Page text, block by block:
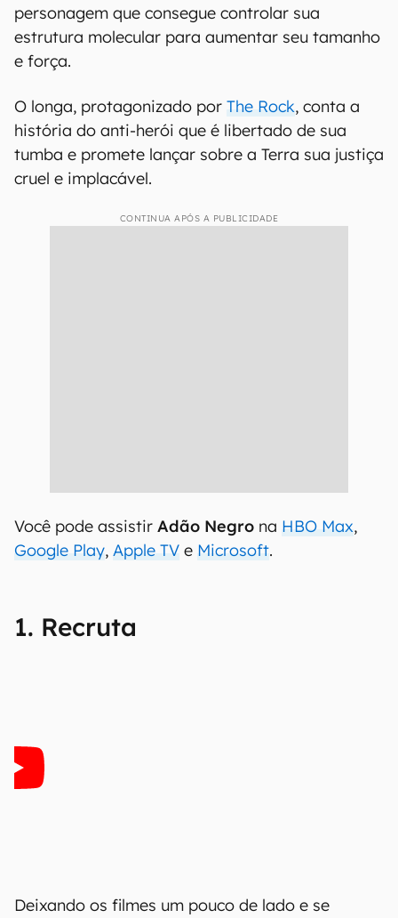
personagem que consegue controlar sua
estrutura molecular para aumentar seu tamanho
e força.
O longa, protagonizado por The Rock, conta a
história do anti-herói que é libertado de sua
tumba e promete lançar sobre a Terra sua justiça
cruel e implacável.
CONTINUA APÓS A PUBLICIDADE
Você pode assistir Adão Negro na HBO Max,
Google Play, Apple TV e Microsoft.
1. Recruta
Deixando os filmes um pouco de lado e se